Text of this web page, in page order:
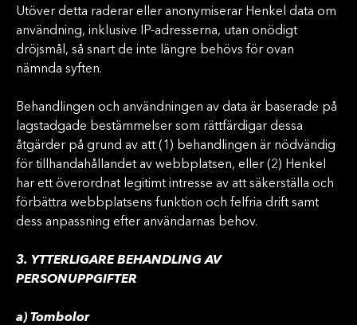
Utöver detta raderar eller anonymiserar Henkel data om
användning, inklusive IP-adresserna, utan onödigt
dröjsmål, så snart de inte längre behövs för ovan
nämnda syften.
Behandlingen och användningen av data är baserade på
lagstadgade bestämmelser som rättfärdigar dessa
åtgärder på grund av att (1) behandlingen är nödvändig
för tillhandahållandet av webbplatsen, eller (2) Henkel
har ett överordnat legitimt intresse av att säkerställa och
förbättra webbplatsens funktion och felfria drift samt
dess anpassning efter användarnas behov.
3. YTTERLIGARE BEHANDLING AV
PERSONUPPGIFTER
a) Tombolor